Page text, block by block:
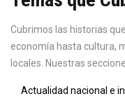
Cubrimos las historias
economía hasta cultura,
locales. Nuestras
Actualidad nacional e